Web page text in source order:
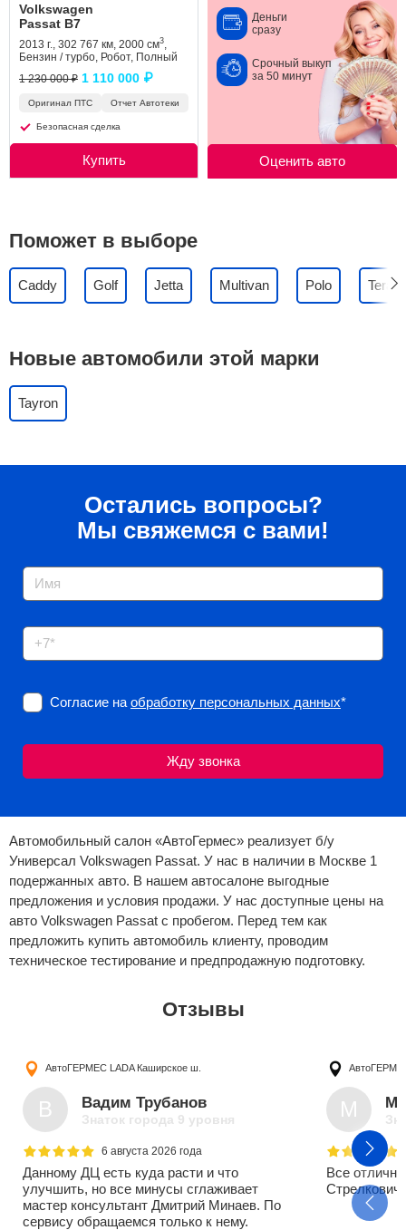
Volkswagen
Passat B7
2013 г., 302 767 км, 2000 см3,
Бензин / турбо, Робот, Полный
1 230 000 ₽ 1 110 000 ₽
Оригинал ПТС Отчет Автотеки
Безопасная сделка
Купить
Деньги
сразу
Срочный выкуп
за 50 минут
Оценить авто
Поможет в выборе
Caddy Golf Jetta Multivan Polo
Новые автомобили этой марки
Tayron
Остались вопросы?
Мы свяжемся с вами!
Согласие наобработку персональных данных*
Автомобильный салон «АвтоГермес» реализует б/у
Универсал Volkswagen Passat. У нас в наличии в Москве 1
подержанных авто. В нашем автосалоне выгодные
предложения и условия продажи. У нас доступные цены на
авто Volkswagen Passat с пробегом. Перед тем как
предложить купить автомобиль клиенту, проводим
техническое тестирование и предпродажную подготовку.
Отзывы
АвтоГЕРМЕС LADA Каширское ш.
В Вадим Трубанов
Знаток города 9 уровня
6 августа 2026 года
Данному ДЦ есть куда расти и что
улучшить, но все минусы сглаживает
мастер консультант Дмитрий Минаев. По
сервису обращаемся только к нему.
М
Все
Стрелкович